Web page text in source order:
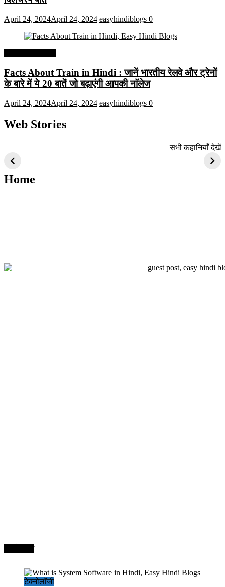
April 24, 2024April 24, 2024 easyhindiblogs 0
Facts About Train in Hindi : जानें भारतीय रेलवे और ट्रेनों
के बारे में ये 20 बातें जो बढ़ाएंगी आपकी नाॅलेज
April 24, 2024April 24, 2024 easyhindiblogs 0
Web Stories
तकनीक जो आपको
2024 के लिए सीखनी
चाहिए
ऐतिहासिक स्थान
सभी कहानियाँ देखें
Home
टेक्नोलॉजी